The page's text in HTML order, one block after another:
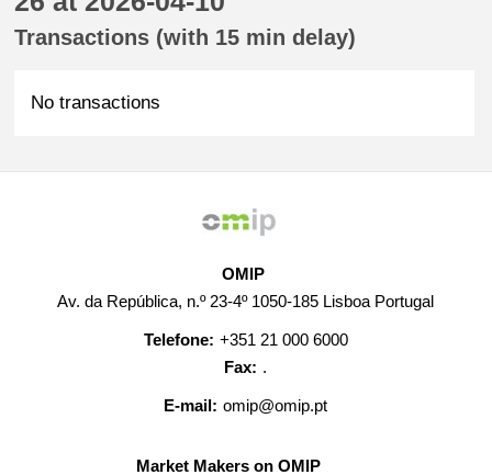
Transactions (with 15 min delay)
No transactions
OMIP
Av. da República, n.º 23-4º 1050-185 Lisboa Portugal
Telefone: +351 21 000 6000
Fax: .
E-mail: omip@omip.pt
Market Makers on OMIP